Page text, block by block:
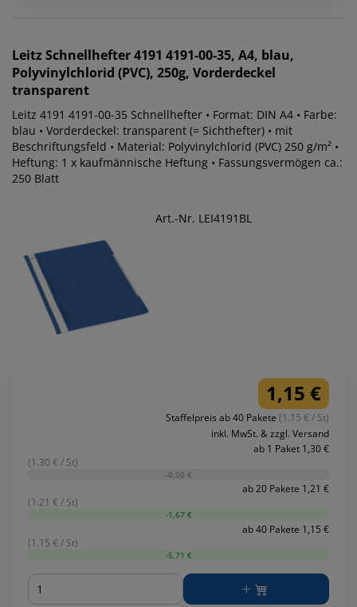
LeitzSchnellhefter 4191 4191-00-35, A4, blau,
Polyvinylchlorid (PVC), 250g, Vorderdeckel
transparent
Leitz 4191 4191-00-35 Schnellhefter • Format: DIN A4 • Farbe:
blau • Vorderdeckel: transparent (= Sichthefter) • mit
Beschriftungsfeld • Material: Polyvinylchlorid (PVC) 250 g/m² •
Heftung: 1 x kaufmännische Heftung • Fassungsvermögen ca.:
250 Blatt
Art.-Nr. LEI4191BL
1,15 €
Staffelpreis ab 40 Pakete (1.15 € / St)
inkl. MwSt. & zzgl. Versand
ab 1 Paket 1,30 €
(1.30 € / St)
-0,00 €
ab 20 Pakete 1,21 €
(1.21 € / St)
-1,67 €
ab 40 Pakete 1,15 €
(1.15 € / St)
-5,71 €
Menge